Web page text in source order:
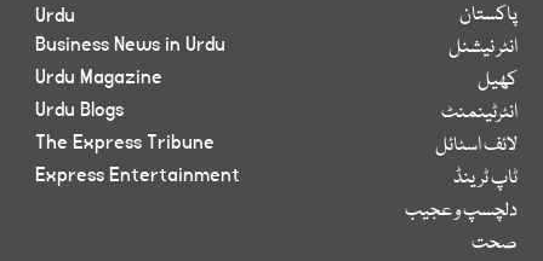
پاکستان
انٹر نیشنل
کھیل
انٹرٹینمنٹ
لائف اسٹائل
ٹاپ ٹرینڈ
دلچسپ و عجیب
صحت
Urdu
Business News in Urdu
Urdu Magazine
Urdu Blogs
The Express Tribune
Express Entertainment